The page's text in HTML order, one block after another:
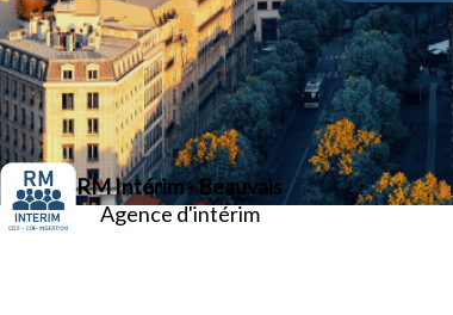
RM Intérim - Beauvais
Agence d'intérim